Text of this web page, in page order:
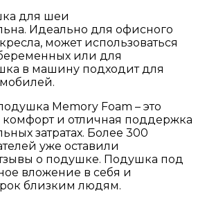
для шеи
Идеально для офисного
может использоваться
или для
в машину подходит для
Memory Foam – это
и отличная поддержка
затратах. Более 300
уже оставили
о подушке. Подушка под
вложение в себя и
близким людям.